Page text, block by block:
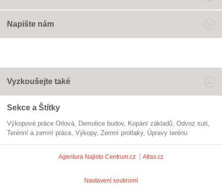
Napište nám
Vyzkoušejte také
Sekce a Štítky
Výkopové práce Orlová demolice budov kopání základů
odvoz suti
Terénní a zemní práce
výkopy zemní protlaky úpravy terénu
Agentura Najisto Centrum.cz Atlas.cz
Nastavení soukromí